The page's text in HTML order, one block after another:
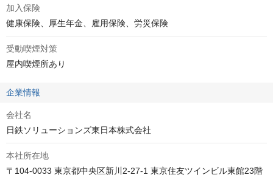
加入保険
健康保険、厚生年金、雇用保険、労災保険
受動喫煙対策
屋内喫煙所あり
企業情報
会社名
日鉄ソリューションズ東日本株式会社
本社所在地
〒104-0033 東京都中央区新川2-27-1 東京住友ツインビル東館23階